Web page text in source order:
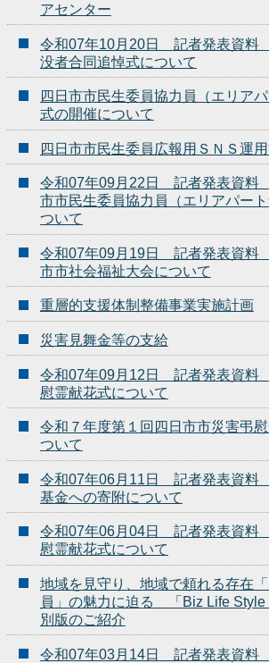
アセンター
令和07年10月20日 記者発表資料
没者合同追悼式について
四日市市民生委員協力員（エリア
式の開催について
四日市市民生委員広報用ＳＮＳ運
令和07年09月22日 記者発表資
市市民生委員協力員（エリアパー
ついて
令和07年09月19日 記者発表資
市市社会福祉大会について
重層的支援体制整備事業実施計画
災害見舞金等の支給
令和07年09月12日 記者発表資料
慰霊献花式について
令和７年度第１回四日市市災害弔
ついて
令和07年06月11日 記者発表資料
基金への寄附について
令和07年06月04日 記者発表資料
慰霊献花式について
地域を見守り、地域で頼れる存在
員」の魅力に迫る 「Biz Life Style
別版のご紹介
令和07年03月14日 記者発表資料